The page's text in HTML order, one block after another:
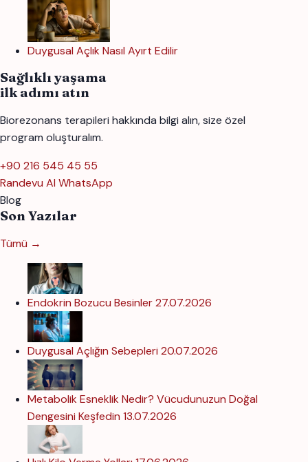
Duygusal Açlık Nasıl Ayırt Edilir
Sağlıklı yaşama
ilk adımı atın
Biorezonans terapileri hakkında bilgi alın, size özel
program oluşturalım.
+90 216 545 45 55
Randevu Al WhatsApp
Blog
Son Yazılar
Tümü →
Endokrin Bozucu Besinler27.07.2026
Duygusal Açlığın Sebepleri 20.07.2026
Metabolik Esneklik Nedir? Vücudunuzun Doğal
Dengesini Keşfedin 13.07.2026